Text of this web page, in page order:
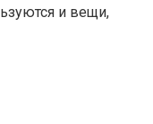
и вещи,